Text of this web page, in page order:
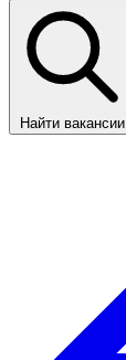
Найти вакансии